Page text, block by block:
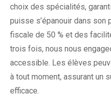
choix des spécialités,
puisse s’épanouir dans son
fiscale de 50 % et des
trois fois, nous nous
accessible. Les élèves
à tout moment, assurant un
efficace.